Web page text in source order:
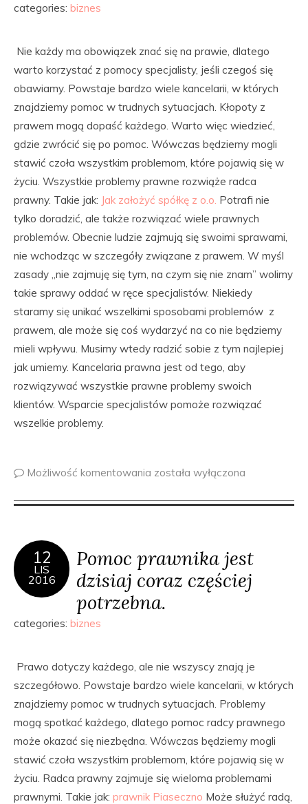
categories: biznes
Nie każdy ma obowiązek znać się na prawie, dlatego
warto korzystać z pomocy specjalisty, jeśli czegoś się
obawiamy. Powstaje bardzo wiele kancelarii, w których
znajdziemy pomoc w trudnych sytuacjach. Kłopoty z
prawem mogą dopaść każdego. Warto więc wiedzieć,
gdzie zwrócić się po pomoc. Wówczas będziemy mogli
stawić czoła wszystkim problemom, które pojawią się w
życiu. Wszystkie problemy prawne rozwiąże radca
prawny. Takie jak: Jak założyć spółkę z o.o. Potrafi nie
tylko doradzić, ale także rozwiązać wiele prawnych
problemów. Obecnie ludzie zajmują się swoimi sprawami,
nie wchodząc w szczegóły związane z prawem. W myśl
zasady „nie zajmuję się tym, na czym się nie znam” wolimy
takie sprawy oddać w ręce specjalistów. Niekiedy
staramy się unikać wszelkimi sposobami problemów z
prawem, ale może się coś wydarzyć na co nie będziemy
mieli wpływu. Musimy wtedy radzić sobie z tym najlepiej
jak umiemy. Kancelaria prawna jest od tego, aby
rozwiązywać wszystkie prawne problemy swoich
klientów. Wsparcie specjalistów pomoże rozwiązać
wszelkie problemy.
Możliwość komentowania została wyłączona
12
LIS
2016
Pomoc prawnika jest
dzisiaj coraz częściej
potrzebna.
categories: biznes
Prawo dotyczy każdego, ale nie wszyscy znają je
szczegółowo. Powstaje bardzo wiele kancelarii, w których
znajdziemy pomoc w trudnych sytuacjach. Problemy
mogą spotkać każdego, dlatego pomoc radcy prawnego
może okazać się niezbędna. Wówczas będziemy mogli
stawić czoła wszystkim problemom, które pojawią się w
życiu. Radca prawny zajmuje się wieloma problemami
prawnymi. Takie jak: prawnik Piaseczno Może służyć radą,